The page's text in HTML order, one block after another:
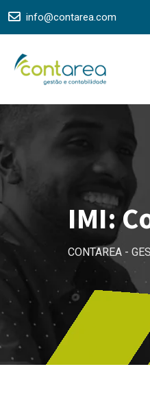
Skip
info@contarea.com
IMI:
CONTAREA -